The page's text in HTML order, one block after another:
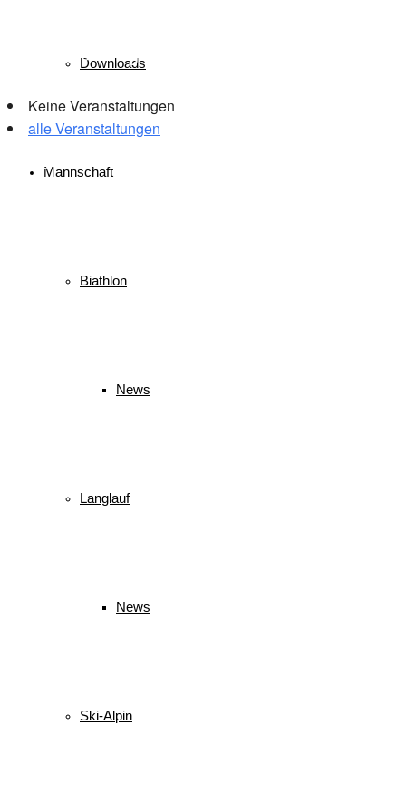
Downloads
Mannschaft
Biathlon
News
Langlauf
News
Ski-Alpin
Veranstaltungen
Keine Veranstaltungen
alle Veranstaltungen
© 2026 WSV Reit im Winkl e.V. powerd by Maximilian Hamberger